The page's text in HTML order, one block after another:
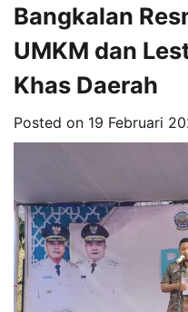
Bangkalan
UMKM dan
Khas Daerah
Posted on 19 Februari